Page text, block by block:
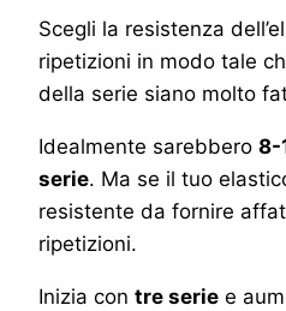
Scegli la resistenza
ripetizioni in modo tale
della serie siano molto
Idealmente sarebbero 8-
serie. Ma se il tuo
resistente da fornire
ripetizioni.
Inizia con tre serie e